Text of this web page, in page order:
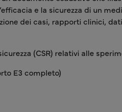
e la sicurezza di un
dei casi, rapporti clinici,
(CSR) relativi alle
E3 completo)